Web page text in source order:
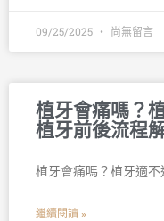
09/25/2025 尚無留言
植牙會痛嗎？
植牙前後流程
植牙會痛嗎？植牙適
繼續閱讀 »